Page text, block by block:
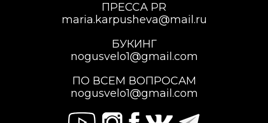
ПРЕССА PR
maria.karpusheva@mail.ru
БУКИНГ
nogusvelo1@gmail.com
ПО ВСЕМ ВОПРОСАМ
nogusvelo1@gmail.com